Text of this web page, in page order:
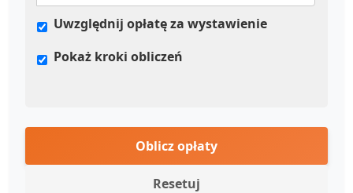
Uwzględnij opłatę za wystawienie
Pokaż kroki obliczeń
Oblicz opłaty
Resetuj